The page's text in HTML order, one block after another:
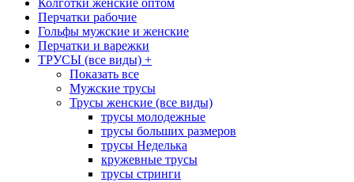
Перчатки рабочие
Гольфы мужские и женские
Перчатки и варежки
ТРУСЫ (все виды) +
Показать все
Мужские трусы
Трусы женские (все виды)
трусы молодежные
трусы больших размеров
трусы Неделька
кружевные трусы
трусы стринги